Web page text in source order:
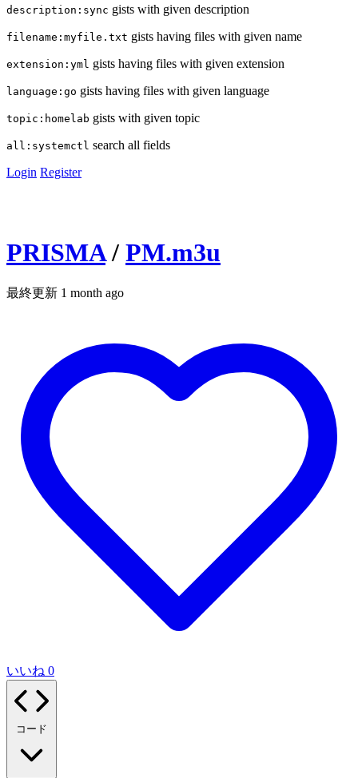
description:sync gists with given description
filename:myfile.txt gists having files with given name
extension:yml gists having files with given extension
language:go gists having files with given language
topic:homelab gists with given topic
all:systemctl search all fields
Login Register
PRISMA / PM.m3u
最終更新 1 month ago
いいね 0
コード